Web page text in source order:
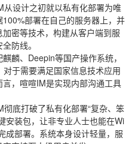
从设计之初就以私有化部署为唯
部署在自己的服务器上，并
密等技术，构建从客户端到服
防线。
麟、Deepin等国产操作系统，
于需要满足国家信息技术应用
，喧喧IM是实现内部沟通工具
彻底打破了私有化部署“复杂、笨
安装包，让非专业人士也能在Wi
成部署。系统本身设计轻量，服